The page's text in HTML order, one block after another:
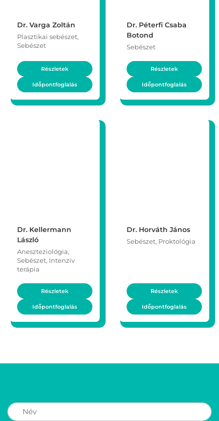
Dr. Varga Zoltán
Plasztikai sebészet,
Sebészet
Részletek
Időpontfoglalás
Dr. Péterfi Csaba
Botond
Sebészet
Részletek
Időpontfoglalás
Dr. Kellermann
László
Aneszteziológia,
Sebészet, Intenzív
terápia
Részletek
Időpontfoglalás
Dr. Horváth János
Sebészet, Proktológia
Részletek
Időpontfoglalás